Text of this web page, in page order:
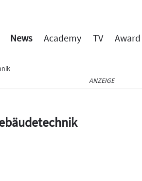
News Academy TV Award
ANZEIGE